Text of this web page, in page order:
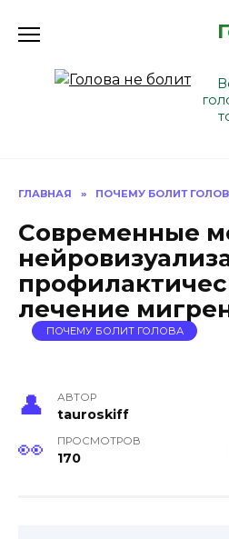
ГЛАВНАЯ » ПОЧЕМУ БОЛИТ
Современные
лечение
ПОЧЕМУ БОЛИТ ГОЛОВА
АВТОР
tauroskiff
ПРОСМОТРОВ
170